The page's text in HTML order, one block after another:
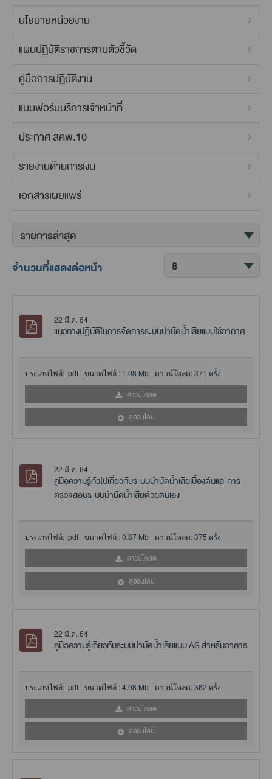
นโยบายหน่วยงาน
แผนปฏิบัติราชการตามตัวชี้วัด
คู่มือการปฏิบัติงาน
แบบฟอร์มบริการเจ้าหน้าที่
ประกาศ สคพ.10
รายงานด้านการเงิน
เอกสารเผยแพร่
จำนวนที่แสดงต่อหน้า
22 มี.ค. 64
แนวทางปฏิบัติในการจัดการระบบบำบัดน้ำเสียแบบใช้อากาศ
ประเภทไฟล์: .pdf ขนาดไฟล์ : 1.08 Mb ดาวน์โหลด:371 ครั้ง
ดาวน์โหลด
ดูออนไลน์
22 มี.ค. 64
คู่มือความรู้ทั่วไปเกี่ยวกับระบบบำบัดน้ำเสียเบื้องต้นและการ
ตรวจสอบระบบบำบัดน้ำเสียด้วยตนเอง
ประเภทไฟล์: .pdf ขนาดไฟล์ :0.87 Mb ดาวน์โหลด:375 ครั้ง
ดาวน์โหลด
ดูออนไลน์
22 มี.ค. 64
คู่มือความรู้เกี่ยวกับระบบบำบัดน้ำเสียแบบ AS สำหรับอาคาร
ประเภทไฟล์: .pdf ขนาดไฟล์ :4.98 Mb ดาวน์โหลด:362 ครั้ง
ดาวน์โหลด
ดูออนไลน์